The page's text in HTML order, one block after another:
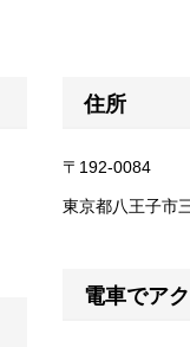
住所
〒192-0084
東京都八王子市
電車でア